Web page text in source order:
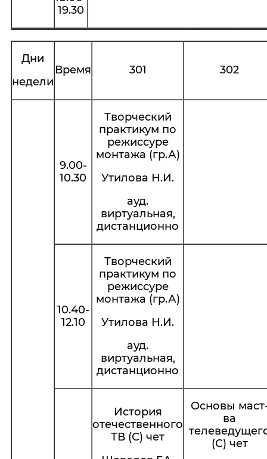
19.30
Дни
недели
Время 301 302
9.00-
10.30
Творческий
практикум по
режиссуре
монтажа (гр.А)
Утилова Н.И.
ауд.
виртуальная,
дистанционно
10.40-
12.10
Творческий
практикум по
режиссуре
монтажа (гр.А)
Утилова Н.И.
ауд.
виртуальная,
дистанционно
История
отечественного
ТВ (С) чет
Основы
ва
(С) чет